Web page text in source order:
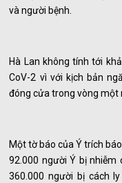
và người bệnh.
Hà Lan không tính tới
CoV-2 vì với kịch bản
đóng cửa trong vòng một
Một tờ báo của Ý trích
92.000 người Ý bị nhiễm
360.000 người bị cách